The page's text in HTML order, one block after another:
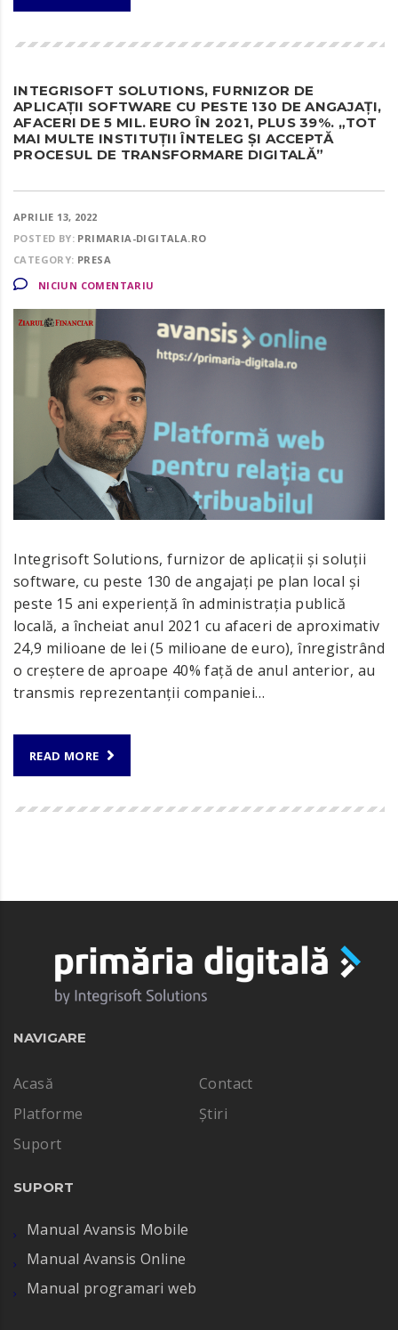
INTEGRISOFT SOLUTIONS, FURNIZOR DE
APLICAŢII SOFTWARE CU PESTE 130 DE ANGAJAŢI,
AFACERI DE 5 MIL. EURO ÎN 2021, PLUS 39%. „TOT
MAI MULTE INSTITUŢII ÎNTELEG ŞI ACCEPTĂ
PROCESUL DE TRANSFORMARE DIGITALĂ”
APRILIE 13, 2022
POSTED BY: PRIMARIA-DIGITALA.RO
CATEGORY: PRESA
NICIUN COMENTARIU
Integrisoft Solutions, furnizor de aplicaţii şi soluţii
software, cu peste 130 de angajaţi pe plan local şi
peste 15 ani experienţă în administraţia publică
locală, a încheiat anul 2021 cu afaceri de aproximativ
24,9 milioane de lei (5 milioane de euro), înregistrând
o creştere de aproape 40% faţă de anul anterior, au
transmis reprezentanţii companiei…
READ MORE
NAVIGARE
Acasă
Contact
Platforme
Știri
Suport
SUPORT
Manual Avansis Mobile
Manual Avansis Online
Manual programari web